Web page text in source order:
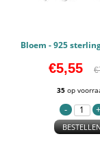
€5,55
35 op